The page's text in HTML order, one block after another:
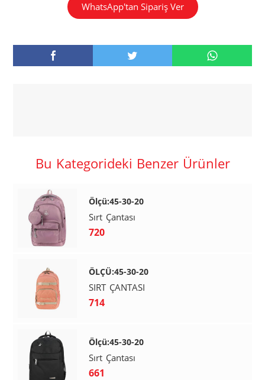
WhatsApp'tan Sipariş Ver
Bu Kategorideki Benzer Ürünler
Ölçü:45-30-20
Sırt Çantası
720
ÖLÇÜ:45-30-20
SIRT ÇANTASI
714
Ölçü:45-30-20
Sırt Çantası
661